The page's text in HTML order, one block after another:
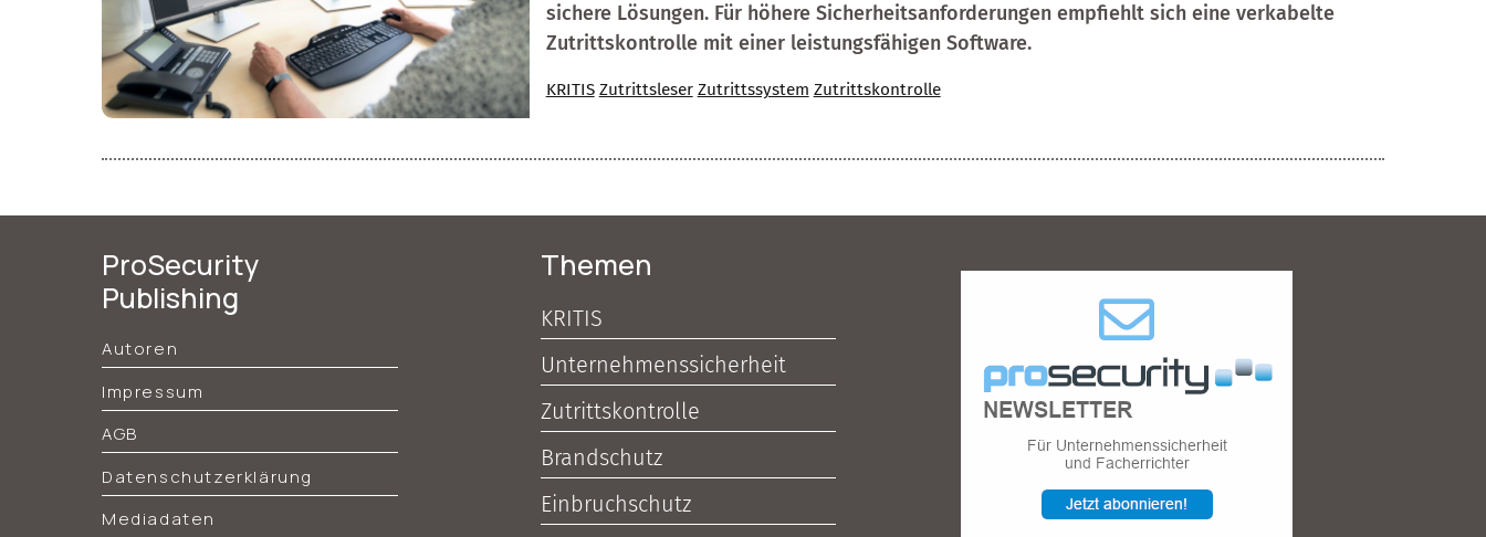
sichere Lösungen. Für höhere Sicherheitsanforderungen empfiehlt sich eine verkabelte
Zutrittskontrolle mit einer leistungsfähigen Software.
KRITIS Zutrittsleser Zutrittssystem Zutrittskontrolle
ProSecurity
Publishing
Autoren
Impressum
AGB
Datenschutzerklärung
Mediadaten
Themen
KRITIS
Unternehmenssicherheit
Zutrittskontrolle
Brandschutz
Einbruchschutz